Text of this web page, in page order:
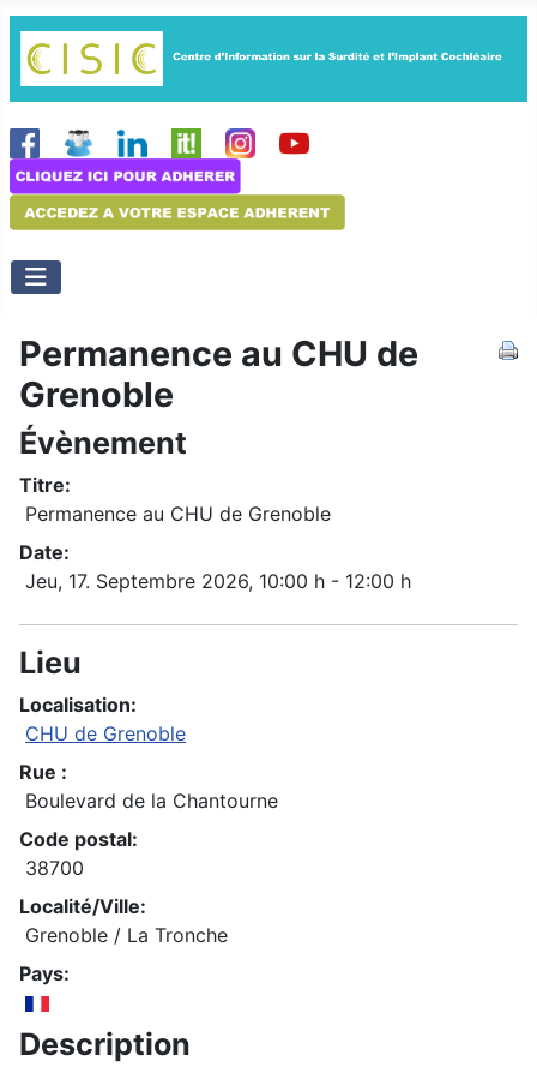
Permanence au CHU de
Grenoble
Évènement
Titre:
Permanence au CHU de Grenoble
Date:
Jeu, 17. Septembre 2026, 10:00 h - 12:00 h
Lieu
Localisation:
CHU de Grenoble
Rue :
Boulevard de la Chantourne
Code postal:
38700
Localité/Ville:
Grenoble / La Tronche
Pays:
Description